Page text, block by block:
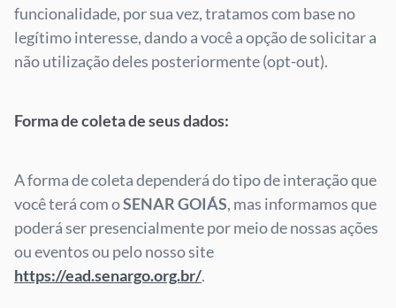
funcionalidade, por sua vez, tratamos com base no
legítimo interesse, dando a você a opção de solicitar a
não utilização deles posteriormente (opt-out).
Forma de coleta de seus dados:
A forma de coleta dependerá do tipo de interação que
você terá com oSENAR GOIÁS, mas informamos que
poderá ser presencialmente por meio de nossas ações
ou eventos ou pelo nosso site
https://ead.senargo.org.br/.